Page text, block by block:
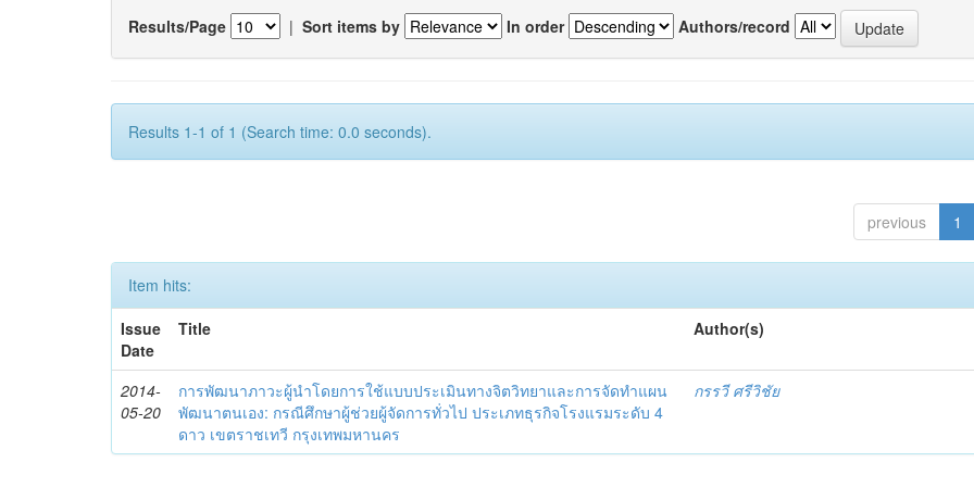
Results/Page | Sort items by In order Authors/record
Results 1-1 of 1 (Search time: 0.0 seconds).
previous 1
Item hits:
Issue
Date
Title Author(s)
2014-
05-20
การพัฒนาภาวะผู้นำโดยการใช้แบบประเมินทางจิตวิทยาและการจัดทำแผน
พัฒนาตนเอง: กรณีศึกษาผู้ช่วยผู้จัดการทั่วไป ประเภทธุรกิจโรงแรมระดับ 4
ดาว เขตราชเทวี กรุงเทพมหานคร
กรรวี ศรีวิชัย